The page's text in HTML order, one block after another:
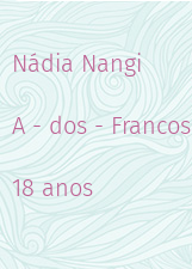
Nádia Nangi
A - dos - Francos
18 anos